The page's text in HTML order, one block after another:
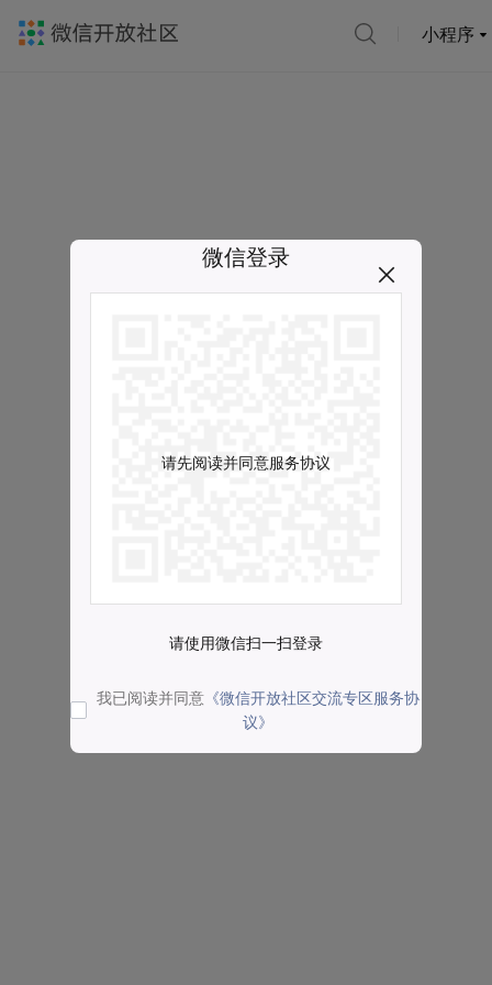
小程序
微信登录
请先阅读并同意服务协议
请使用微信扫一扫登录
我已阅读并同意 《微信开放社区交流专区服务协
议》